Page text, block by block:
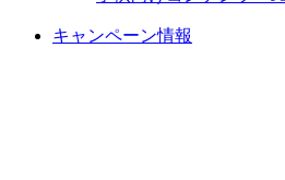
キャンペーン情報